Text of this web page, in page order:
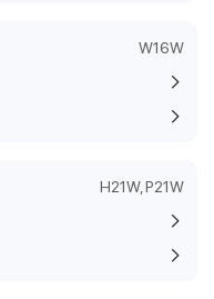
W16W
H21W, P21W